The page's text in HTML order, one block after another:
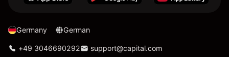
Germany German
+49 3046690292 support@capital.com